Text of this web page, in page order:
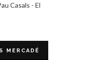
Casals - El
MERCADÉ